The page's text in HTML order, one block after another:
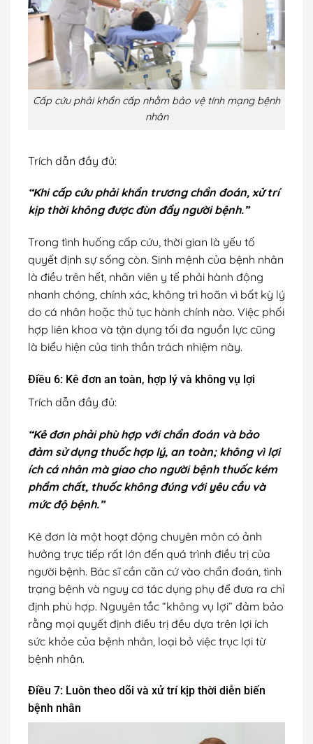
Cấp cứu phải khẩn cấp nhằm bảo vệ tính mạng bệnh
nhân
Trích dẫn đầy đủ:
“Khi cấp cứu phải khẩn trương chẩn đoán, xử trí
kịp thời không được đùn đẩy người bệnh.”
Trong tình huống cấp cứu, thời gian là yếu tố
quyết định sự sống còn. Sinh mệnh của bệnh nhân
là điều trên hết, nhân viên y tế phải hành động
nhanh chóng, chính xác, không trì hoãn vì bất kỳ lý
do cá nhân hoặc thủ tục hành chính nào. Việc phối
hợp liên khoa và tận dụng tối đa nguồn lực cũng
là biểu hiện của tinh thần trách nhiệm này.
Điều 6: Kê đơn an toàn, hợp lý và không vụ lợi
Trích dẫn đầy đủ:
“Kê đơn phải phù hợp với chẩn đoán và bảo
đảm sử dụng thuốc hợp lý, an toàn; không vì lợi
ích cá nhân mà giao cho người bệnh thuốc kém
phẩm chất, thuốc không đúng với yêu cầu và
mức độ bệnh.”
Kê đơn là một hoạt động chuyên môn có ảnh
hưởng trực tiếp rất lớn đến quá trình điều trị của
người bệnh. Bác sĩ cần căn cứ vào chẩn đoán, tình
trạng bệnh và nguy cơ tác dụng phụ để đưa ra chỉ
định phù hợp. Nguyên tắc “không vụ lợi” đảm bảo
rằng mọi quyết định điều trị đều dựa trên lợi ích
sức khỏe của bệnh nhân, loại bỏ việc trục lợi từ
bệnh nhân.
Điều 7: Luôn theo dõi và xử trí kịp thời diễn biến
bệnh nhân